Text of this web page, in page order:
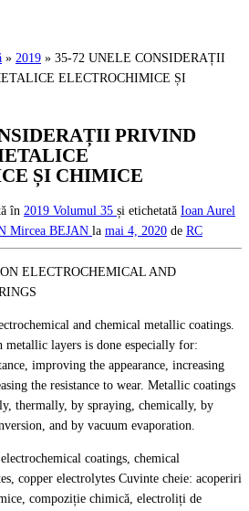
» 2019 » 35-72 UNELE CONSIDERAȚII
ELECTROCHIMICE ȘI
PRIVIND
ȘI CHIMICE
în 2019 Volumul 35 și etichetată Ioan Aurel
Mircea BEJAN la mai 4, 2020 de RC
ELECTROCHEMICAL AND
and chemical metallic coatings.
layers is done especially for:
improving the appearance, increasing
the resistance to wear. Metallic coatings
thermally, by spraying, chemically, by
and by vacuum evaporation.
coatings, chemical
copper electrolytes Cuvinte cheie: acoperiri
compoziție chimică, electroliți de